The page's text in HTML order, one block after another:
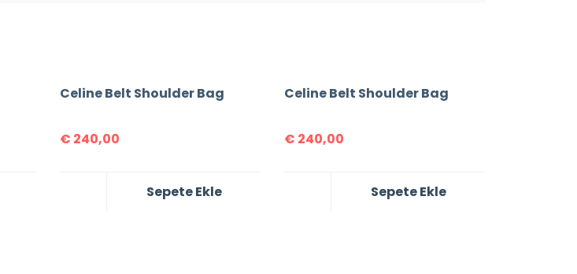
Celine Belt Shoulder Bag
€ 240,00
Sepete Ekle
Celine Belt Shoulder Bag
€ 240,00
Sepete Ekle